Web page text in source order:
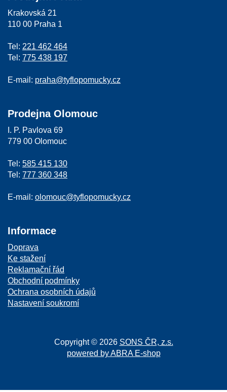
Krakovská 21
110 00 Praha 1
Tel: 221 462 464
Tel: 775 438 197
E-mail: praha@tyflopomucky.cz
Prodejna Olomouc
I. P. Pavlova 69
779 00 Olomouc
Tel: 585 415 130
Tel: 777 360 348
E-mail: olomouc@tyflopomucky.cz
Informace
Doprava
Ke stažení
Reklamační řád
Obchodní podmínky
Ochrana osobních údajů
Nastavení soukromí
Copyright © 2026 SONS ČR, z.s.
powered by ABRA E-shop